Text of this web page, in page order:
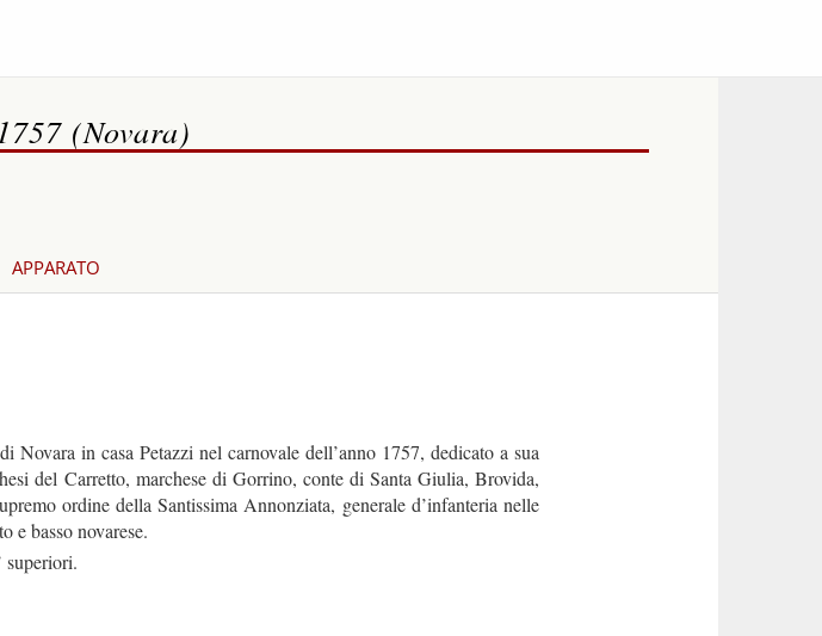
(Novara)
APPARATO
in casa Petazzi nel carnovale dell’anno 1757, dedicato a sua
del Carretto, marchese di Gorrino, conte di Santa Giulia, Brovida,
ordine della Santissima Annonziata, generale d’infanteria nelle
e basso novarese.
superiori.